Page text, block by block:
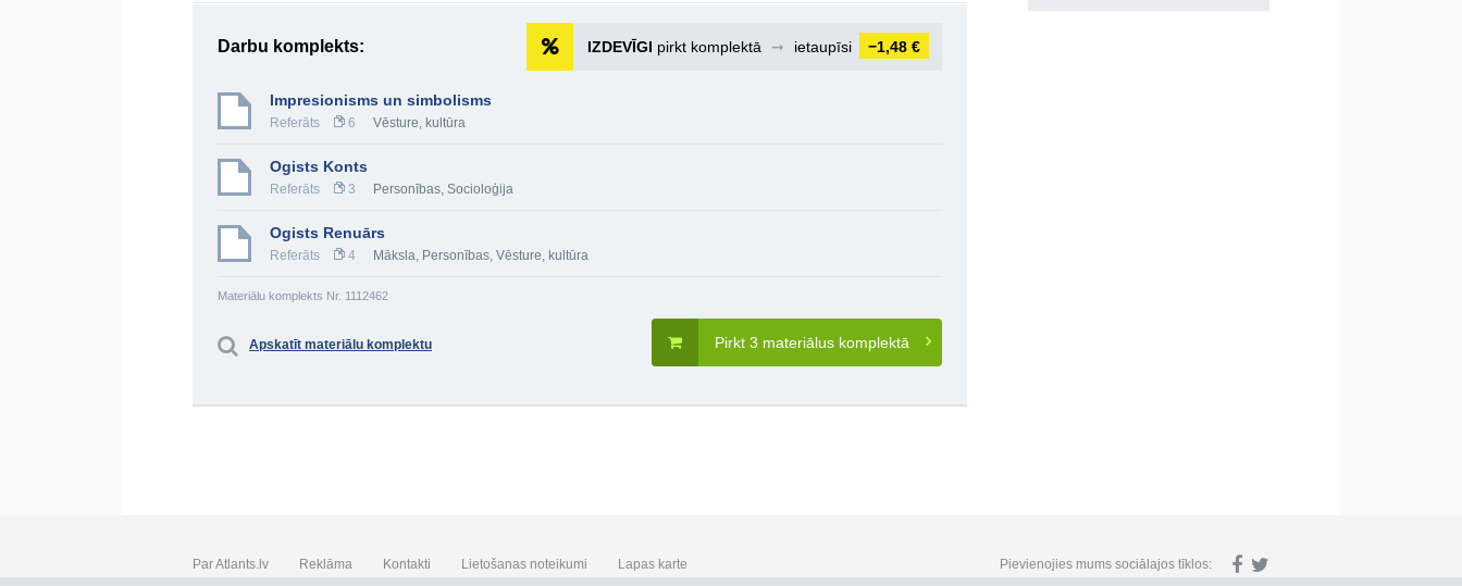
Darbu komplekts: IZDEVĪGI pirkt komplektā ➞ ietaupīsi −1,48 €
Impresionisms un simbolisms
Referāts 6 Vēsture, kultūra
Ogists Konts
Referāts 3 Personības, Socioloģija
Ogists Renuārs
Referāts 4 Māksla, Personības, Vēsture, kultūra
Materiālu komplekts Nr. 1112462
Pirkt 3 materiālus komplektā
Apskatīt materiālu komplektu
Par Atlants.lv Reklāma Kontakti Lietošanas noteikumi Lapas karte Pievienojies mums sociālajos tīklos: